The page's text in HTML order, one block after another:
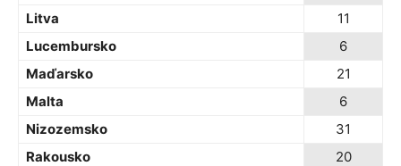
Litva
11
Lucembursko
6
Maďarsko
21
Malta
6
Nizozemsko
31
Rakousko
20